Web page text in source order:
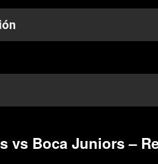
vs Boca Juniors –